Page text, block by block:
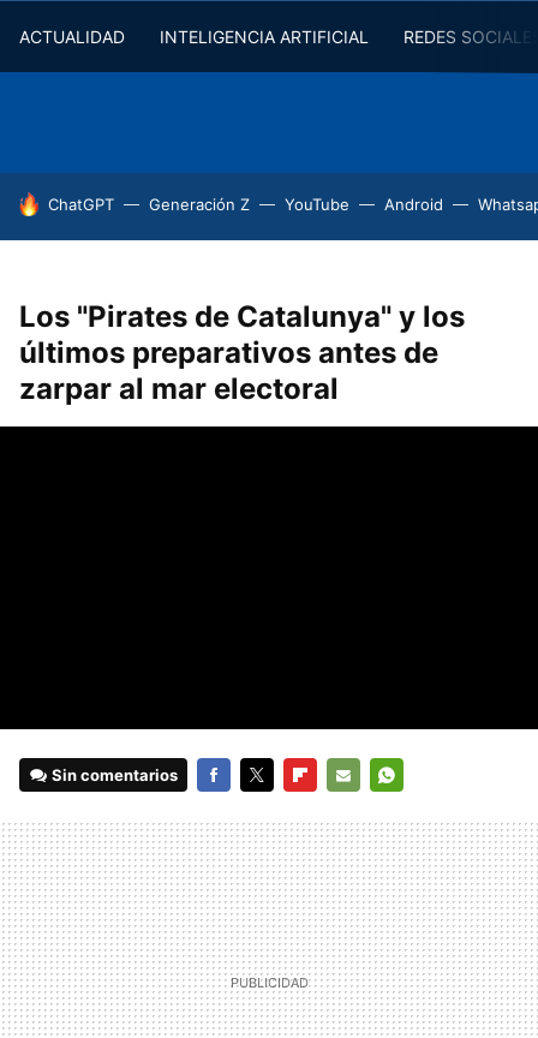
ACTUALIDAD INTELIGENCIA ARTIFICIAL REDES
HOY SE HABLA DE
ChatGPT Generación Z YouTube Android
Los "Pirates de Catalunya" y los
últimos preparativos antes de
zarpar al mar electoral
Sin comentarios
MAIL